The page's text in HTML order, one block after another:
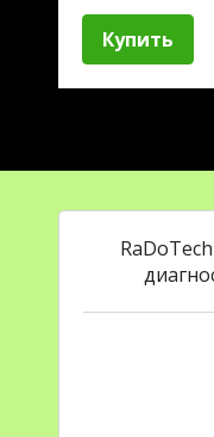
Купить